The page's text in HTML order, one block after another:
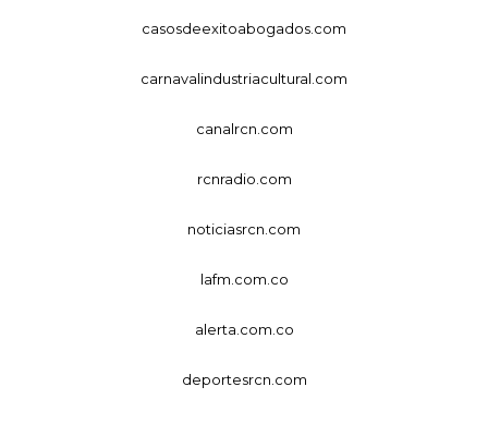
casosdeexitoabogados.com
carnavalindustriacultural.com
canalrcn.com
rcnradio.com
noticiasrcn.com
lafm.com.co
alerta.com.co
deportesrcn.com